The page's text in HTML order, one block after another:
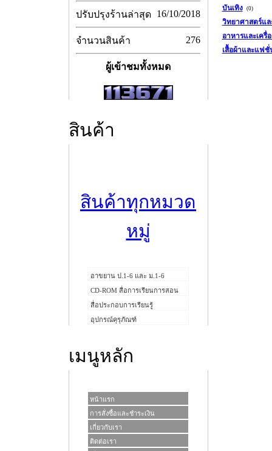
ปรับปรุงร้านล่าสุด 16/10/2018
จำนวนสินค้า 276
ผู้เข้าชมทั้งหมด
สินค้า
สินค้าทุกหมวด
หมู่
อาขยาน ป.1-6 และ ม.1-6
CD-ROM สื่อการเรียนการสอน
สื่อประกอบการเรียนรู้
อุปกรณ์คุรุภัณฑ์
เมนูหลัก
หน้าแรก
การสั่งซื้อและชำระเงิน
เกี่ยวกับเรา
ติดต่อเรา
บันเทิง (0)
วิทยาศาสตร์แล
อาหารและเครื่
เสื้อผ้าและแฟชั่